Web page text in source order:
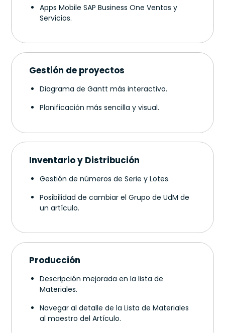
Apps Mobile SAP Business One Ventas y
Servicios.
Gestión de proyectos
Diagrama de Gantt más interactivo.
Planificación más sencilla y visual.
Inventario y Distribución
Gestión de números de Serie y Lotes.
Posibilidad de cambiar el Grupo de UdM de
un artículo.
Producción
Descripción mejorada en la lista de
Materiales.
Navegar al detalle de la Lista de Materiales
al maestro del Artículo.